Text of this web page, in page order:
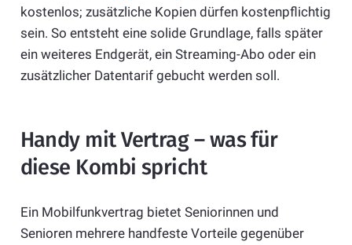
kostenlos; zusätzliche Kopien dürfen kostenpflichtig
sein. So entsteht eine solide Grundlage, falls später
ein weiteres Endgerät, ein Streaming-Abo oder ein
zusätzlicher Datentarif gebucht werden soll.
Handy mit Vertrag – was für
diese Kombi spricht
Ein Mobilfunkvertrag bietet Seniorinnen und
Senioren mehrere handfeste Vorteile gegenüber